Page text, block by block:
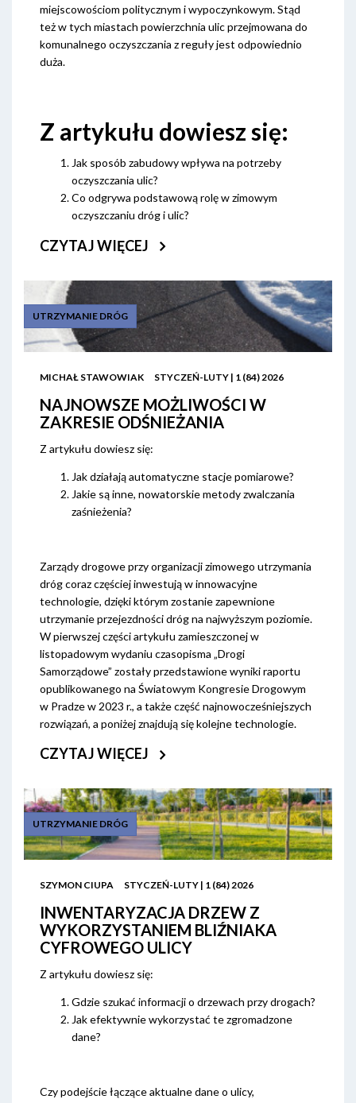
miejscowościom politycznym i wypoczynkowym. Stąd
też w tych miastach powierzchnia ulic przejmowana do
komunalnego oczyszczania z reguły jest odpowiednio
duża.
Z artykułu dowiesz się:
Jak sposób zabudowy wpływa na potrzeby
oczyszczania ulic?
Co odgrywa podstawową rolę w zimowym
oczyszczaniu dróg i ulic?
CZYTAJ WIĘCEJ
UTRZYMANIE DRÓG
MICHAŁ STAWOWIAK STYCZEŃ-LUTY | 1 (84) 2026
NAJNOWSZE MOŻLIWOŚCI W
ZAKRESIE ODŚNIEŻANIA
Z artykułu dowiesz się:
Jak działają automatyczne stacje pomiarowe?
Jakie są inne, nowatorskie metody zwalczania
zaśnieżenia?
Zarządy drogowe przy organizacji zimowego utrzymania
dróg coraz częściej inwestują w innowacyjne
technologie, dzięki którym zostanie zapewnione
utrzymanie przejezdności dróg na najwyższym poziomie.
W pierwszej części artykułu zamieszczonej w
listopadowym wydaniu czasopisma „Drogi
Samorządowe” zostały przedstawione wyniki raportu
opublikowanego na Światowym Kongresie Drogowym
w Pradze w 2023 r., a także część najnowocześniejszych
rozwiązań, a poniżej znajdują się kolejne technologie.
CZYTAJ WIĘCEJ
UTRZYMANIE DRÓG
SZYMON CIUPA STYCZEŃ-LUTY | 1 (84) 2026
INWENTARYZACJA DRZEW Z
WYKORZYSTANIEM BLIŹNIAKA
CYFROWEGO ULICY
Z artykułu dowiesz się:
Gdzie szukać informacji o drzewach przy drogach?
Jak efektywnie wykorzystać te zgromadzone
dane?
Czy podejście łączące aktualne dane o ulicy,